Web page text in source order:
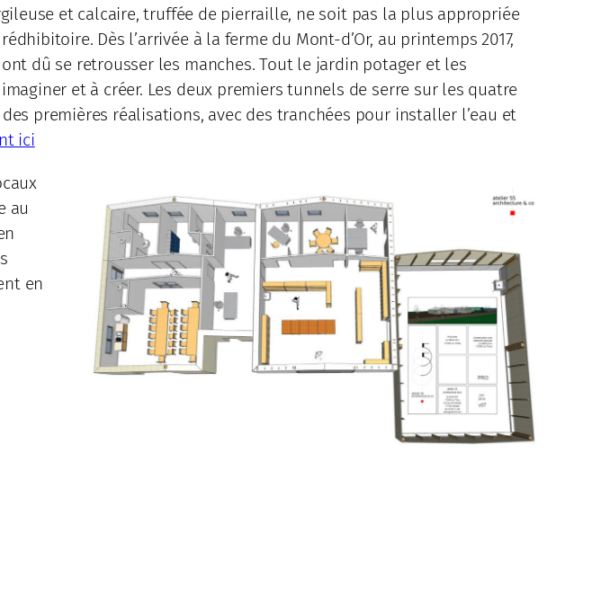
et calcaire, truffée de pierraille, ne soit pas la plus appropriée
Dès l’arrivée à la ferme du Mont-d’Or, au printemps 2017,
dû se retrousser les manches. Tout le jardin potager et les
et à créer. Les deux premiers tunnels de serre sur les quatre
premières réalisations, avec des tranchées pour installer l’eau et
ici
au
en